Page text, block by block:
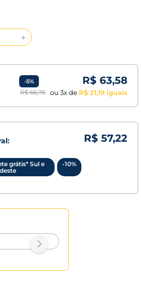
＋
-5%
R$ 66,76
R$ 63,58
ou 3x de R$ 21,19
grátis* Sul e
-10%
R$ 57,22